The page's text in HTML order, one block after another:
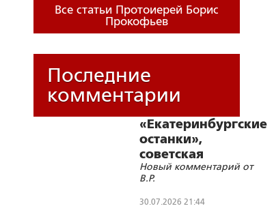
Все статьи Протоиерей Борис
Прокофьев
Последние
комментарии
«Екатеринбургские
останки»,
советская
символика и
цифровизации
Новый комментарий от
В.Р.
30.07.2026 21:44